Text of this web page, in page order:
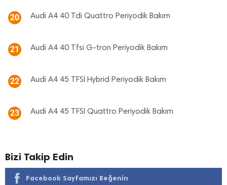
20 Audi A4 40 Tdi Quattro Periyodik Bakım
21 Audi A4 40 Tfsi G-tron Periyodik Bakım
22 Audi A4 45 TFSI Hybrid Periyodik Bakım
23 Audi A4 45 TFSI Quattro Periyodik Bakım
Bizi Takip Edin
Facebook Sayfamızı Beğenin